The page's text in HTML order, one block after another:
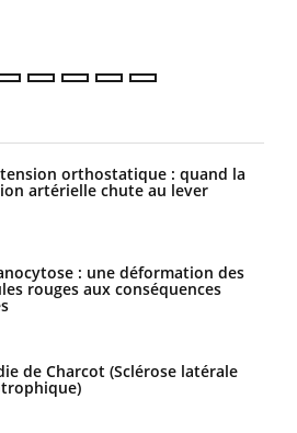
orthostatique : quand la
artérielle chute au lever
: une déformation des
rouges aux conséquences
de Charcot (Sclérose latérale